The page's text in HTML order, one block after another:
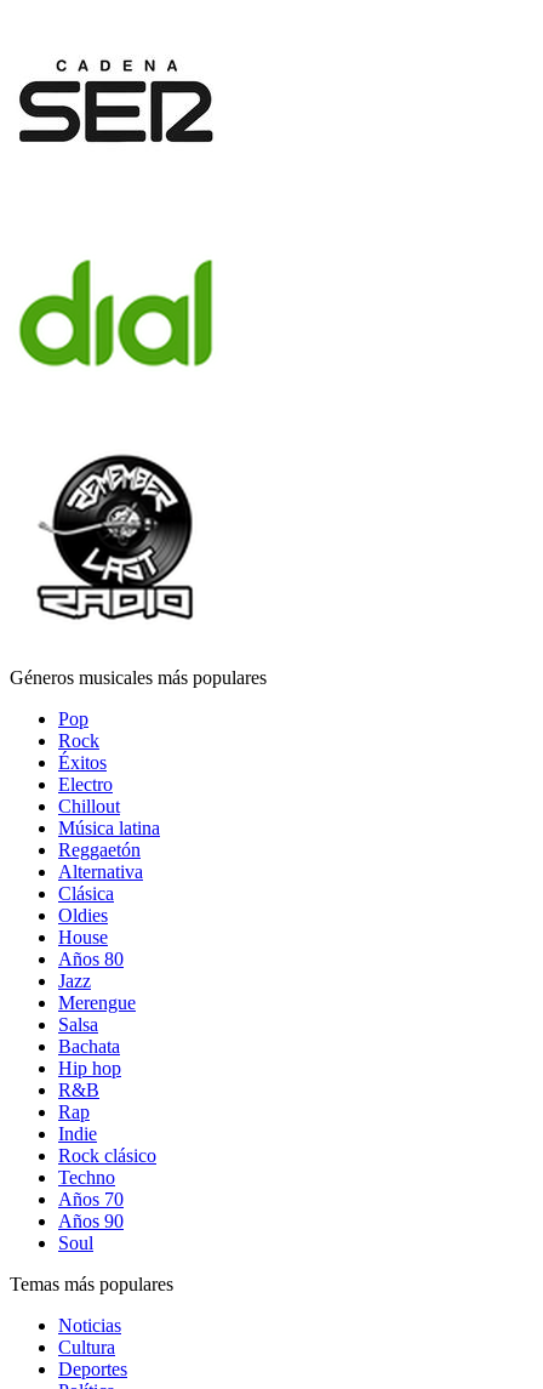
Géneros musicales más populares
Pop
Rock
Éxitos
Electro
Chillout
Música latina
Reggaetón
Alternativa
Clásica
Oldies
House
Años 80
Jazz
Merengue
Salsa
Bachata
Hip hop
R&B
Rap
Indie
Rock clásico
Techno
Años 70
Años 90
Soul
Temas más populares
Noticias
Cultura
Deportes